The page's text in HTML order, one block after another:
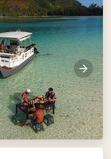
van het eiland. Huur een
te gaan verkennen. Of